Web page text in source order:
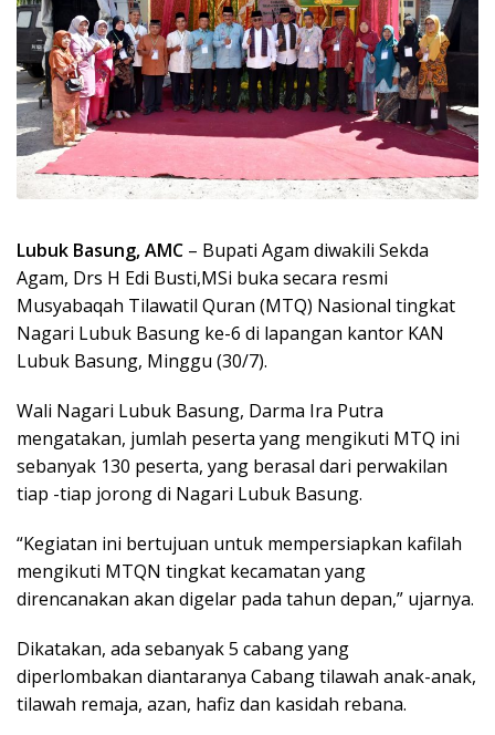
Lubuk Basung, AMC – Bupati Agam diwakili Sekda
Agam, Drs H Edi Busti,MSi buka secara resmi
Musyabaqah Tilawatil Quran (MTQ) Nasional tingkat
Nagari Lubuk Basung ke-6 di lapangan kantor KAN
Lubuk Basung, Minggu (30/7).
Wali Nagari Lubuk Basung, Darma Ira Putra
mengatakan, jumlah peserta yang mengikuti MTQ ini
sebanyak 130 peserta, yang berasal dari perwakilan
tiap -tiap jorong di Nagari Lubuk Basung.
“Kegiatan ini bertujuan untuk mempersiapkan kafilah
mengikuti MTQN tingkat kecamatan yang
direncanakan akan digelar pada tahun depan,” ujarnya.
Dikatakan, ada sebanyak 5 cabang yang
diperlombakan diantaranya Cabang tilawah anak-anak,
tilawah remaja, azan, hafiz dan kasidah rebana.